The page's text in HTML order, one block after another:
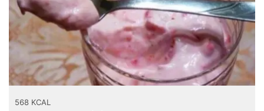
568 KCAL